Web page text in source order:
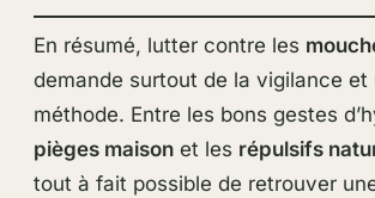
En résumé, lutter contre les
demande surtout de la vigilance et
méthode. Entre les bons gestes
pièges maisonet les répulsifs
tout à fait possible de retrouver